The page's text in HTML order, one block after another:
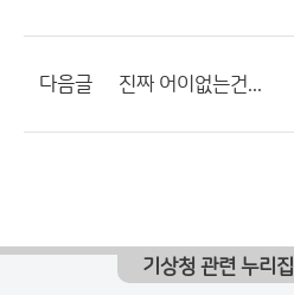
다음글 진짜 어이없는건...
기상청 관련 누리집